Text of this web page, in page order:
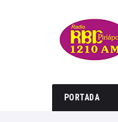
PORTADA